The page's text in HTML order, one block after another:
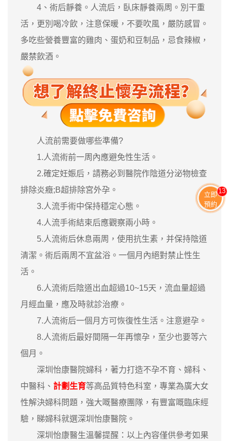
4、術后靜養。人流后，臥床靜養兩周。別干重
活，更別喝冷飲，注意保暖，不要吹風，嚴防感冒。
多吃些營養豐富的雞肉、蛋奶和豆制品，忌食辣椒，
嚴禁飲酒。
人流前需要做哪些準備?
1.人流術前一周內應避免性生活。
2.確定妊娠后，請務必到醫院作陰道分泌物檢查
排除炎癥;B超排除宮外孕。
3.人流手術中保持穩定心態。
4.人流手術結束后應觀察兩小時。
5.人流術后休息兩周，使用抗生素，并保持陰道
清潔。術后兩周不宜盆浴。一個月內絕對禁止性生
活。
6.人流術后陰道出血超過10~15天，流血量超過
月經血量，應及時就診治療。
7.人流術后一個月方可恢復性生活。注意避孕。
8.人流術后最好間隔一年再懷孕，至少也要等六
個月。
深圳怡康醫院婦科，著力打造不孕不育、婦科、
中醫科、 計劃生育等高品質特色科室，專業為廣大女
性解決婦科問題，強大嘅醫療團隊，有豐富嘅臨床經
驗，睇婦科就選深圳怡康醫院。
深圳怡康醫生溫馨提醒：以上內容僅供參考如果
立即
預約
13